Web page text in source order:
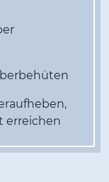
erreichen